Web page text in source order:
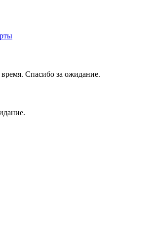
Спасибо за ожидание.